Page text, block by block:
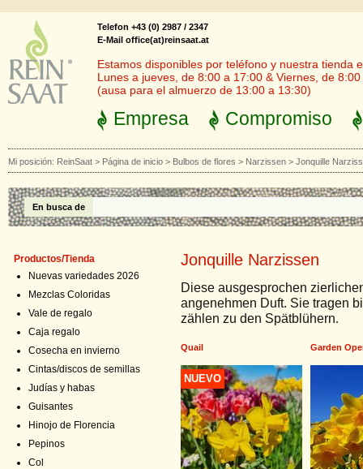
Telefon +43 (0) 2987 / 2347
E-Mail office(at)reinsaat.at
Estamos disponibles por teléfono y nuestra tienda
Lunes a jueves, de 8:00 a 17:00 & Viernes, de
(ausa para el almuerzo de 13:00 a 13:30)
Empresa Compromiso
Mi posición: ReinSaat > Página de inicio > Bulbos de flores > Narzissen > Jonquille
En busca de
Productos/Tienda
Nuevas variedades 2026
Mezclas Coloridas
Vale de regalo
Caja regalo
Cosecha en invierno
Cintas/discos de semillas
Judías y habas
Guisantes
Hinojo de Florencia
Pepinos
Col
Jonquille Narzissen
Diese ausgesprochen
angenehmen Duft. Sie tragen
zählen zu den Spätblühern.
Quail
NUEVO
Garden